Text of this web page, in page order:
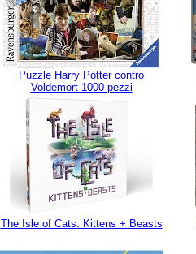
Puzzle Harry Potter contro
Voldemort 1000 pezzi
The Isle of Cats: Kittens + Beasts